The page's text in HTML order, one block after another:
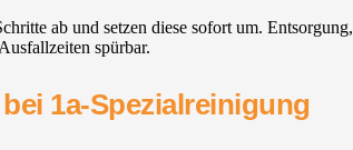
ab und setzen diese sofort um.
spürbar.
1a-Spezialreinigung